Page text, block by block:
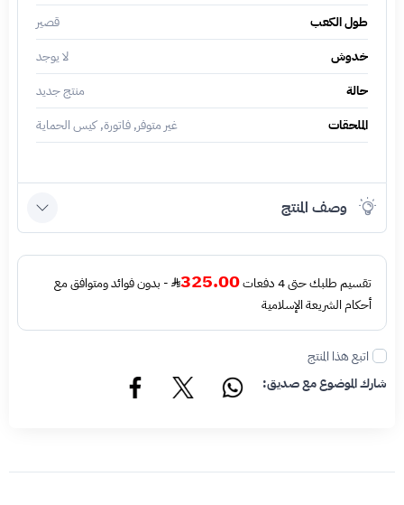
طول الكعب
قصير
خدوش
لا يوجد
حالة
منتج جديد
الملحقات
غير متوفر, فاتورة, كيس الحماية
وصف المنتج
تقسيم طلبك حتى 4 دفعات 325.00
- بدون فوائد ومتوافق مع
أحكام الشريعة الإسلامية
اتبع هذا المنتج
شارك الموضوع مع صديق: